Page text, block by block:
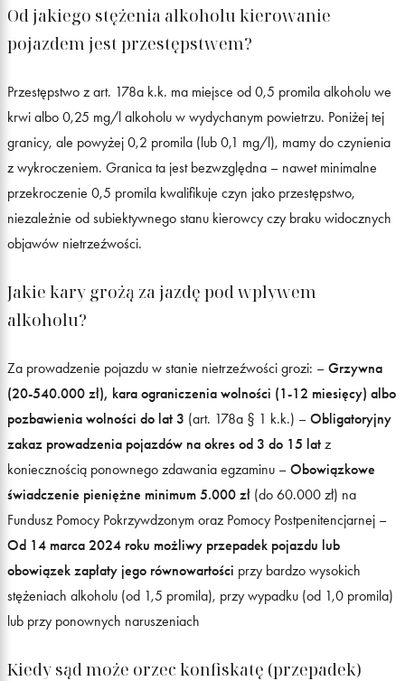
Od jakiego stężenia alkoholu kierowanie
pojazdem jest przestępstwem?
Przestępstwo z art. 178a k.k. ma miejsce od 0,5 promila alkoholu we
krwi albo 0,25 mg/l alkoholu w wydychanym powietrzu. Poniżej tej
granicy, ale powyżej 0,2 promila (lub 0,1 mg/l), mamy do czynienia
z wykroczeniem. Granica ta jest bezwzględna – nawet minimalne
przekroczenie 0,5 promila kwalifikuje czyn jako przestępstwo,
niezależnie od subiektywnego stanu kierowcy czy braku widocznych
objawów nietrzeźwości.
Jakie kary grożą za jazdę pod wpływem
alkoholu?
Za prowadzenie pojazdu w stanie nietrzeźwości grozi: – Grzywna
(20-540.000 zł), kara ograniczenia wolności (1-12 miesięcy) albo
pozbawienia wolności do lat 3 (art. 178a § 1 k.k.) – Obligatoryjny
zakaz prowadzenia pojazdów na okres od 3 do 15 lat z
koniecznością ponownego zdawania egzaminu – Obowiązkowe
świadczenie pieniężne minimum 5.000 zł (do 60.000 zł) na
Fundusz Pomocy Pokrzywdzonym oraz Pomocy Postpenitencjarnej –
Od 14 marca 2024 roku możliwy przepadek pojazdu lub
obowiązek zapłaty jego równowartości przy bardzo wysokich
stężeniach alkoholu (od 1,5 promila), przy wypadku (od 1,0 promila)
lub przy ponownych naruszeniach
Kiedy sąd może orzec konfiskatę (przepadek)